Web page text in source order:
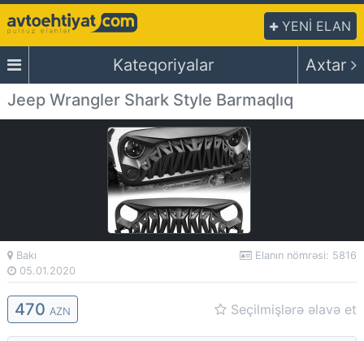
YENİ ELAN
Kateqoriyalar
Axtar
Jeep Wrangler Shark Style Barmaqlıq
Bakı
05.01.2020
Elanın nömrəsi: 5816
470 AZN Seçilmişlərə əlavə et